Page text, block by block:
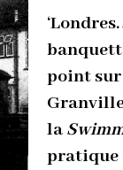
point sur
Granville
la
pratique